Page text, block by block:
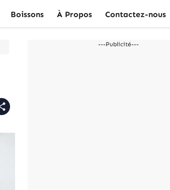
Boissons À Propos Contactez-nous
---Publicité---